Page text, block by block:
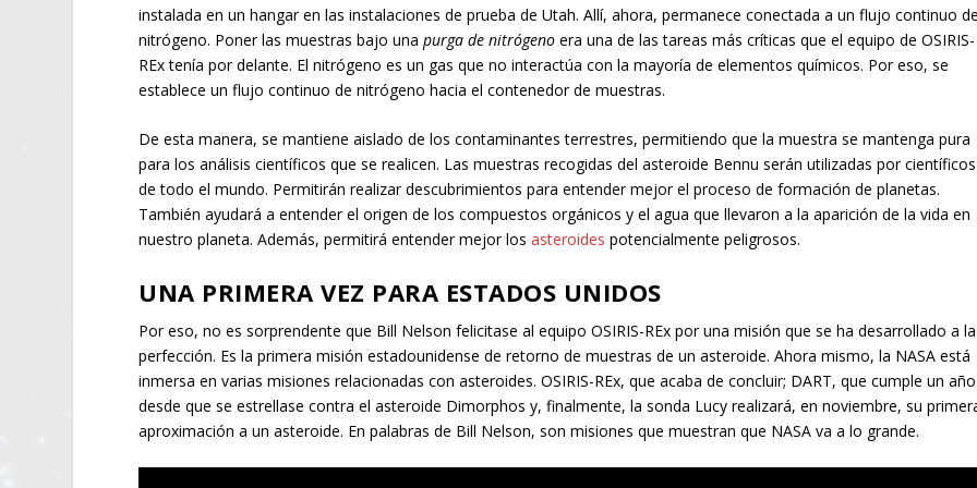
instalada en un hangar en las instalaciones de prueba de Utah. Allí, ahora, permanece conectada a un flujo continuo
nitrógeno. Poner las muestras bajo unapurga de nitrógeno era una de las tareas más críticas que el equipo de OSIRIS-
REx tenía por delante. El nitrógeno es un gas que no interactúa con la mayoría de elementos químicos. Por eso, se
establece un flujo continuo de nitrógeno hacia el contenedor de muestras.
De esta manera, se mantiene aislado de los contaminantes terrestres, permitiendo que la muestra se mantenga pura
para los análisis científicos que se realicen. Las muestras recogidas del asteroide Bennu serán utilizadas por científicos
de todo el mundo. Permitirán realizar descubrimientos para entender mejor el proceso de formación de planetas.
También ayudará a entender el origen de los compuestos orgánicos y el agua que llevaron a la aparición de la vida en
nuestro planeta. Además, permitirá entender mejor losasteroides potencialmente peligrosos.
UNA PRIMERA VEZ PARA ESTADOS UNIDOS
Por eso, no es sorprendente que Bill Nelson felicitase al equipo OSIRIS-REx por una misión que se ha desarrollado a la
perfección. Es la primera misión estadounidense de retorno de muestras de un asteroide. Ahora mismo, la NASA está
inmersa en varias misiones relacionadas con asteroides. OSIRIS-REx, que acaba de concluir; DART, que cumple un año
desde que se estrellase contra el asteroide Dimorphos y, finalmente, la sonda Lucy realizará, en noviembre, su
aproximación a un asteroide. En palabras de Bill Nelson, son misiones que muestran que NASA va a lo grande.